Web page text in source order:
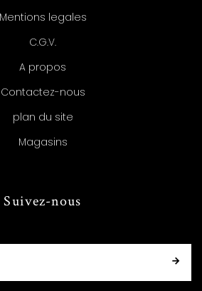
Mentions legales
C.G.V.
A propos
Contactez-nous
plan du site
Magasins
Suivez-nous